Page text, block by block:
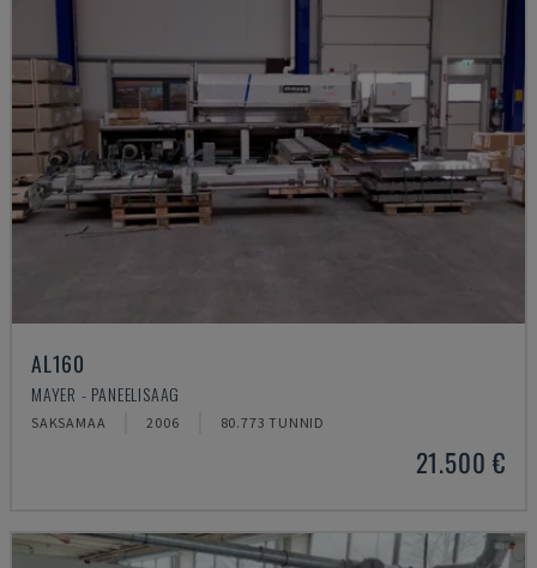
AL160
MAYER - PANEELISAAG
SAKSAMAA 2006 80.773 TUNNID
21.500 €